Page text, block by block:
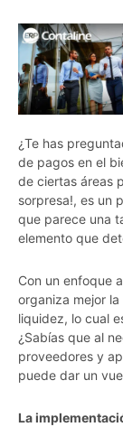
¿Te has
de pagos en el
de ciertas áreas
sorpresa!, es un
que parece una
elemento que
Con un enfoque
organiza mejor
liquidez, lo cual
¿Sabías que al
proveedores y
puede dar un
La